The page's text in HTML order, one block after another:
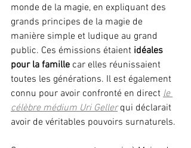
monde de la magie, en expliquant des
grands principes de la magie de
manière simple et ludique au grand
public. Ces émissions étaient idéales
pour la famille car elles réunissaient
toutes les générations. Il est également
connu pour avoir confronté en direct le
célèbre médium Uri Geller qui déclarait
avoir de véritables pouvoirs surnaturels.